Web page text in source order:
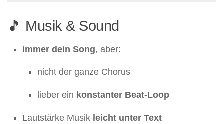
🎵 Musik & Sound
immer dein Song, aber:
nicht der ganze Chorus
lieber ein konstanter Beat-Loop
Lautstärke Musik leicht unter Text